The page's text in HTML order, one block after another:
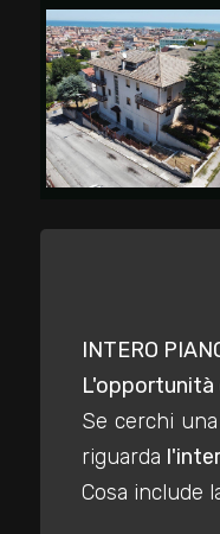
INTERO
L'opportunità
Se cerchi
riguarda
Cosa include
Industriali
Terreni
Totale